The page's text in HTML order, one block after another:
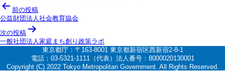
投
稿
ナ
ビ
ー
前の投稿
公益財団法人社会教育協会
次の投稿
一般社団法人家庭まち創り政策ラボ
東京都庁：〒163-8001 東京都新宿区西新宿2-8-1
電話：03-5321-1111（代表）法人番号：8000020130001
Copyright (C) 2022 Tokyo Metropolitan Government. All Rights Reserved.